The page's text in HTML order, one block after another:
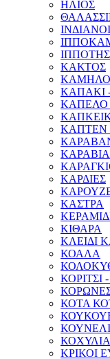
ΗΛΙΟΣ
ΙΝΔΙΑΝΟΙ
ΚΑΚΤΟΣ
ΚΑΠΑΚΙ
ΚΑΠΕΛΟ
ΚΑΠΚΕΙΚ
ΚΑΠΤΕΝ
ΚΑΡΔΙΕΣ
ΚΑΣΤΡΑ
ΚΙΘΑΡΑ
ΚΛΕΙΔΙ
ΚΟΑΛΑ
ΚΟΡΙΤΣΙ
ΚΟΤΑ
ΚΡΙΚΟΙ